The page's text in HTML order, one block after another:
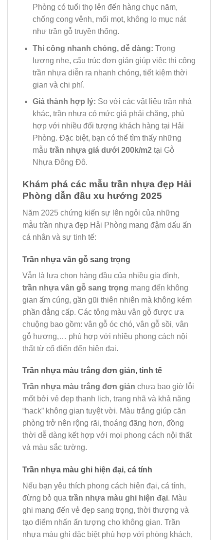
Phòng có tuổi thọ lên đến hàng chục năm,
chống cong vênh, mối mọt, không lo mục nát
như trần gỗ truyền thống.
Thi công nhanh chóng, dễ dàng: Trọng
lượng nhẹ, cấu trúc đơn giản giúp việc thi công
trần nhựa diễn ra nhanh chóng, tiết kiệm thời
gian và chi phí.
Giá thành hợp lý: So với các vật liệu trần nhà
khác, trần nhựa có mức giá phải chăng, phù
hợp với nhiều đối tượng khách hàng tại Hải
Phòng. Đặc biệt, bạn có thể tìm thấy những
mẫu trần nhựa giá dưới 200k/m2tại Gỗ
Nhựa Đông Đô.
Khám phá các mẫu trần nhựa đẹp Hải
Phòng dẫn đầu xu hướng 2025
Năm 2025 chứng kiến sự lên ngôi của những
mẫu trần nhựa đẹp Hải Phòng mang đậm dấu ấn
cá nhân và sự tinh tế:
Trần nhựa vân gỗ sang trọng
Vẫn là lựa chọn hàng đầu của nhiều gia đình,
trần nhựa vân gỗ sang trọng mang đến không
gian ấm cúng, gần gũi thiên nhiên mà không kém
phần đẳng cấp. Các tông màu vân gỗ được ưa
chuộng bao gồm: vân gỗ óc chó, vân gỗ sồi, vân
gỗ hương,… phù hợp với nhiều phong cách nội
thất từ cổ điển đến hiện đại.
Trần nhựa màu trắng đơn giản, tinh tế
Trần nhựa màu trắng đơn giản chưa bao giờ lỗi
mốt bởi vẻ đẹp thanh lịch, trang nhã và khả năng
“hack” không gian tuyệt vời. Màu trắng giúp căn
phòng trở nên rộng rãi, thoáng đãng hơn, đồng
thời dễ dàng kết hợp với mọi phong cách nội thất
và màu sắc tường.
Trần nhựa màu ghi hiện đại, cá tính
Nếu bạn yêu thích phong cách hiện đại, cá tính,
đừng bỏ qua trần nhựa màu ghi hiện đại. Màu
ghi mang đến vẻ đẹp sang trọng, thời thượng và
tạo điểm nhấn ấn tượng cho không gian. Trần
nhựa màu ghi đặc biệt phù hợp với phòng khách,